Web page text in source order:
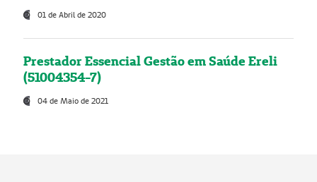
01 de Abril de 2020
Prestador Essencial Gestão em Saúde Ereli
(51004354-7)
04 de Maio de 2021